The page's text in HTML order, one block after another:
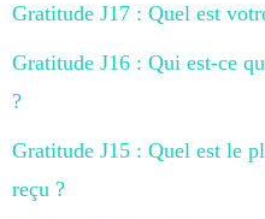
Gratitude J17 : Quel est
Gratitude J16 : Qui est-ce
?
Gratitude J15 : Quel est le
reçu ?